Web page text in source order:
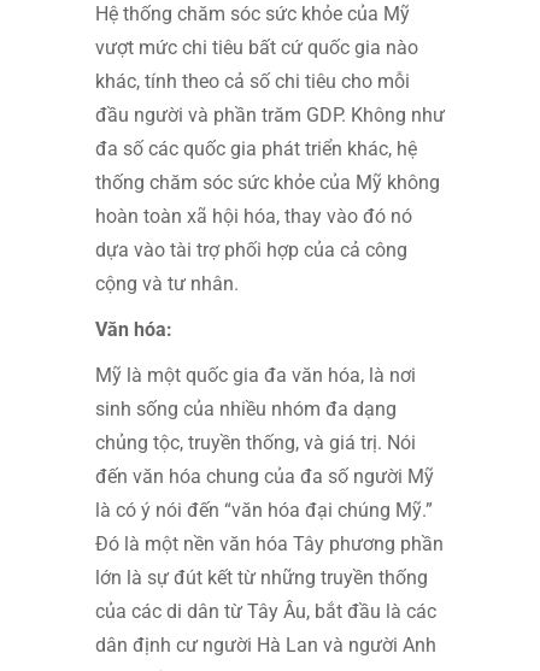
Hệ thống chăm sóc sức khỏe của Mỹ
vượt mức chi tiêu bất cứ quốc gia nào
khác, tính theo cả số chi tiêu cho mỗi
đầu người và phần trăm GDP. Không như
đa số các quốc gia phát triển khác, hệ
thống chăm sóc sức khỏe của Mỹ không
hoàn toàn xã hội hóa, thay vào đó nó
dựa vào tài trợ phối hợp của cả công
cộng và tư nhân.
Văn hóa:
Mỹ là một quốc gia đa văn hóa, là nơi
sinh sống của nhiều nhóm đa dạng
chủng tộc, truyền thống, và giá trị. Nói
đến văn hóa chung của đa số người Mỹ
là có ý nói đến “văn hóa đại chúng Mỹ.”
Đó là một nền văn hóa Tây phương phần
lớn là sự đút kết từ những truyền thống
của các di dân từ Tây Âu, bắt đầu là các
dân định cư người Hà Lan và người Anh